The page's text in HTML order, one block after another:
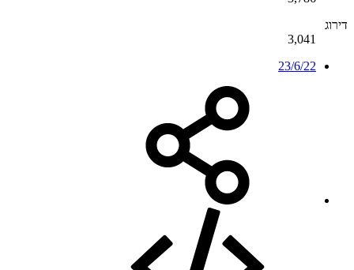
דירוג
3,041
23/6/22